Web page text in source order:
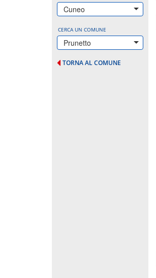
Cuneo
CERCA UN COMUNE
Prunetto
TORNA AL COMUNE